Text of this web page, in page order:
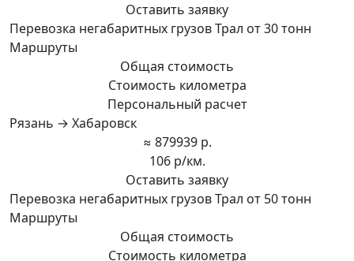
Оставить заявку
Перевозка негабаритных грузов Трал от 30 тонн
Маршруты
Общая стоимость
Стоимость километра
Персональный расчет
Рязань → Хабаровск
≈ 879939 р.
106 р/км.
Оставить заявку
Перевозка негабаритных грузов Трал от 50 тонн
Маршруты
Общая стоимость
Стоимость километра